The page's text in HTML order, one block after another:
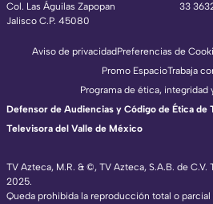
Col. Las Águilas Zapopan
Jalisco C.P. 45080
33
TV Azteca, M.R. & ©, TV Azteca, S.A.B. de
2025.
Queda prohibida la reproducción total o
Aviso de privacidadPreferencias de
Promo EspacioTrabaja
Programa de ética,
Defensor de Audiencias y Código de Ética de
Televisora del Valle de México